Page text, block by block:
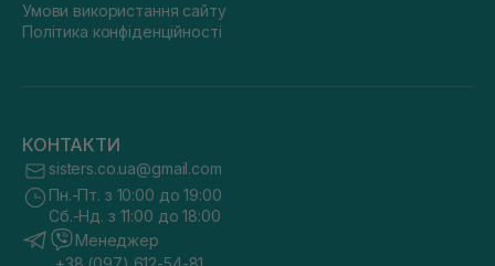
Умови використання сайту
Політика конфіденційності
КОНТАКТИ
sisters.co.ua@gmail.com
Пн.-Пт. з 10:00 до 19:00
Сб.-Нд. з 11:00 до 18:00
Менеджер